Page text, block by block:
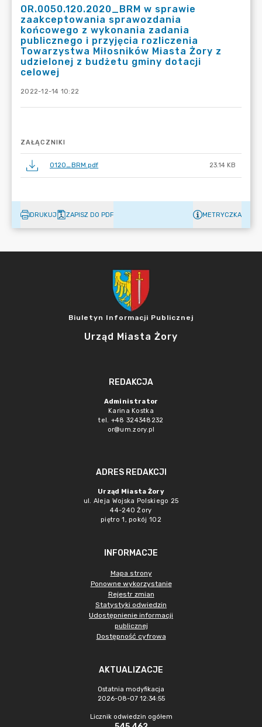
OR.0050.120.2020_BRM w sprawie
zaakceptowania sprawozdania
końcowego z wykonania zadania
publicznego i przyjęcia rozliczenia
Towarzystwa Miłosników Miasta Żory z
udzielonej z budżetu gminy dotacji
celowej
2022-12-14 10:22
ZAŁĄCZNIKI
0120_BRM.pdf 23.14 KB
DRUKUJ ZAPISZ DO PDF METRYCZKA
Biuletyn Informacji Publicznej
Urząd Miasta Żory
REDAKCJA
Administrator
Karina Kostka
tel. +48 324348232
or@um.zory.pl
ADRES REDAKCJI
Urząd Miasta Żory
ul. Aleja Wojska Polskiego 25
44-240 Żory
piętro 1, pokój 102
INFORMACJE
Mapa strony
Ponowne wykorzystanie
Rejestr zmian
Statystyki odwiedzin
Udostępnienie informacji
publicznej
Dostępność cyfrowa
AKTUALIZACJE
Ostatnia modyfikacja
2026-08-07 12:34:55
Licznik odwiedzin ogółem